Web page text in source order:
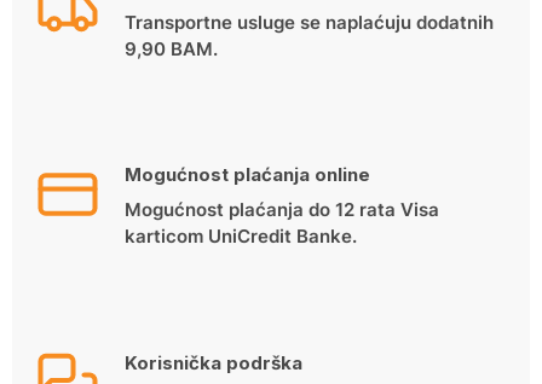
Transportne usluge se naplaćuju dodatnih
9,90 BAM.
Mogućnost plaćanja online
Mogućnost plaćanja do 12 rata Visa
karticom UniCredit Banke.
Korisnička podrška